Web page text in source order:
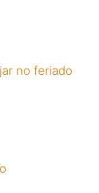
no feriado